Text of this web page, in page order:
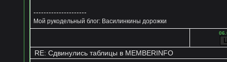
---------------------
Мой рукодельный блог: Василинкины дорожки
RE: Сдвинулись таблицы в MEMBERINFO